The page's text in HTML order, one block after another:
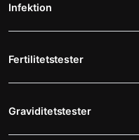
Infektion
Fertilitetstester
Graviditetstester